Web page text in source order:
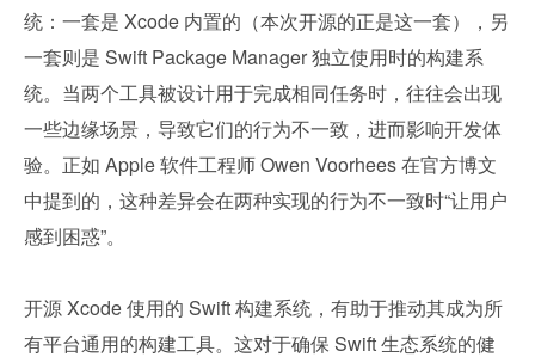
统：一套是 Xcode 内置的（本次开源的正是这一套），另
一套则是 Swift Package Manager 独立使用时的构建系
统。当两个工具被设计用于完成相同任务时，往往会出现
一些边缘场景，导致它们的行为不一致，进而影响开发体
验。正如 Apple 软件工程师 Owen Voorhees 在官方博文
中提到的，这种差异会在两种实现的行为不一致时“让用户
感到困惑”。
开源 Xcode 使用的 Swift 构建系统，有助于推动其成为所
有平台通用的构建工具。这对于确保 Swift 生态系统的健